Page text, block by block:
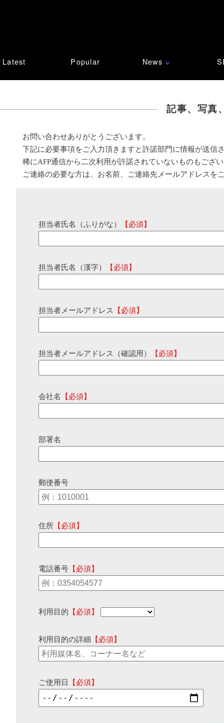
Latest Popular News ∨
記事、写真
お問い合わせありがとうございます。
下記に必要事項をご入力頂きますと許諾部門に情報が送信
稀にAFP通信から二次利用が許諾されていないものもござ
ご連絡の必要な方は、お名前、ご連絡先メールアドレスを
担当者氏名（ふりがな） 【必須】
担当者氏名（漢字） 【必須】
担当者メールアドレス 【必須】
担当者メールアドレス（確認用） 【必須】
会社名 【必須】
部署名
郵便番号
住所 【必須】
電話番号 【必須】
利用目的 【必須】
利用目的の詳細 【必須】
ご使用日 【必須】